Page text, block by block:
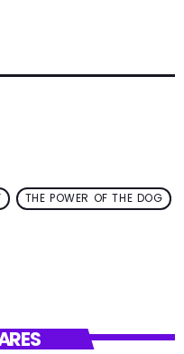
THE POWER OF THE DOG